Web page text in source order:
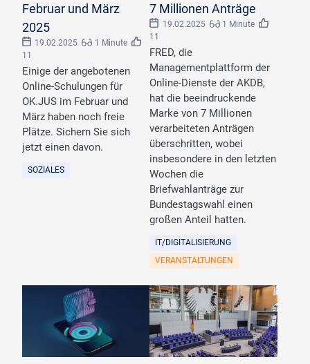
Februar und März
2025
19.02.2025
1 Minute
11
Einige der angebotenen
Online-Schulungen für
OK.JUS im Februar und
März haben noch freie
Plätze. Sichern Sie sich
jetzt einen davon.
SOZIALES
7 Millionen Anträge
19.02.2025
1 Minute
11
FRED, die
Managementplattform der
Online-Dienste der AKDB,
hat die beeindruckende
Marke von 7 Millionen
verarbeiteten Anträgen
überschritten, wobei
insbesondere in den letzten
Wochen die
Briefwahlanträge zur
Bundestagswahl einen
großen Anteil hatten.
IT/DIGITALISIERUNG
VERANSTALTUNGEN